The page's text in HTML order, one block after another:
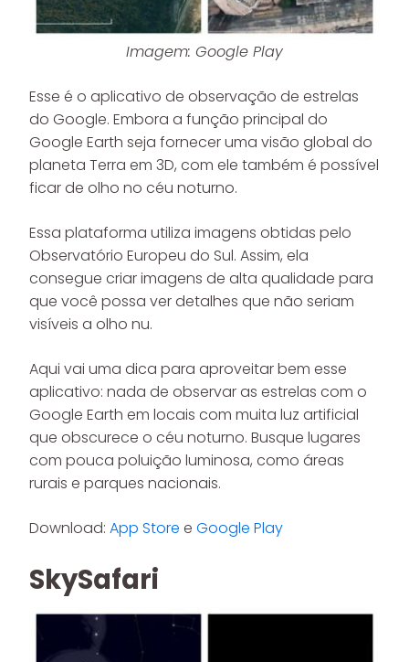
Imagem: Google Play
Esse é o aplicativo de observação de estrelas
do Google. Embora a função principal do
Google Earth seja fornecer uma visão global do
planeta Terra em 3D, com ele também é possível
ficar de olho no céu noturno.
Essa plataforma utiliza imagens obtidas pelo
Observatório Europeu do Sul. Assim, ela
consegue criar imagens de alta qualidade para
que você possa ver detalhes que não seriam
visíveis a olho nu.
Aqui vai uma dica para aproveitar bem esse
aplicativo: nada de observar as estrelas com o
Google Earth em locais com muita luz artificial
que obscurece o céu noturno. Busque lugares
com pouca poluição luminosa, como áreas
rurais e parques nacionais.
Download: App Store e Google Play
SkySafari